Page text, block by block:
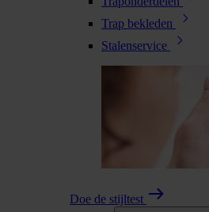
Trap bekleden
Stalenservice
Doe de stijltest